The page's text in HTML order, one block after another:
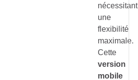
nécessitant
une
flexibilité
maximale.
Cette
version
mobile